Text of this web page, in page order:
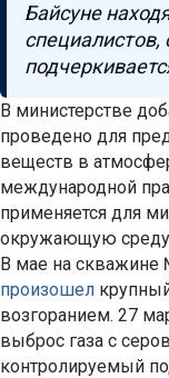
Байсуне
специалистов,
В министерстве
проведено для
веществ в
международной
применяется для
окружающую
В мае на скважине
произошел
возгоранием. 27
выброс газа с
контролируемый